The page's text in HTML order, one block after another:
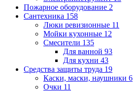
Пожарное оборудование 2
Сантехника 158
Люки ревизионные 11
Мойки кухонные 12
Смесители 135
Для ванной 93
Для кухни 43
Средства защиты труда 19
Каски, маски, наушники 6
Очки 11